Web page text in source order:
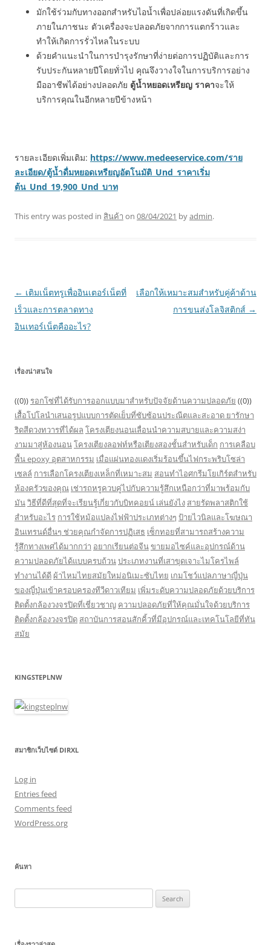
มักใช้ร่วมกับทางออกสำหรับไอน้ำเพื่อปล่อยแรงดันที่เกิดขึ้น
ภายในภาชนะ ตัวเครื่องจะปลอดภัยจากการแตกร้าวและ
ทำให้เกิดการรั่วไหลในระบบ
ด้วยคำแนะนำในการบำรุงรักษาที่ง่ายต่อการปฏิบัติและการ
รับประกันหลายปีโดยทั่วไป คุณจึงวางใจในการบริการอย่าง
มืออาชีพได้อย่างปลอดภัย ตู้น้ำหยอดเหรียญ ราคาจะให้
บริการคุณในอีกหลายปีข้างหน้า
รายละเอียดเพิ่มเติม: https://www.medeeservice.com/ราย
ละเอียด/ตู้น้ำดื่มหยอดเหรียญอัตโนมัติ_Und_ราคาเริ่ม
ต้น_Und_19,900_Und_บาท
This entry was posted in สินค้า on 08/04/2021 byadmin.
Post
navigation
← เติมเน็ตทรูเพื่ออินเตอร์เน็ตที่
เร็วและการตลาดทาง
อินเทอร์เน็ตคืออะไร?
เลือกให้เหมาะสมสำหรับคู่ค้าด้าน
การขนส่งโลจิสติกส์ →
เรื่องน่าสนใจ
((0)) รอกโซ่ที่ได้รับการออกแบบมาสำหรับปัจจัยด้านความปลอดภัย ((0))
เสื้อโปโลนำเสนอรูปแบบการตัดเย็บที่ซับซ้อนประณีตและสะอาด ยารักษา
ริดสีดวงทวารที่ได้ผล โครงเตียงนอนเลื่อนนำความสบายและความสง่า
งามมาสู่ห้องนอนโครงเตียงลอฟท์หรือเตียงสองชั้นสำหรับเด็ก การเคลือบ
พื้น epoxy อุตสาหกรรม เมื่อแผ่นทองแดงเริ่มร้อนขึ้นไฟกระพริบโซล่า
เซลล์ การเลือกโครงเตียงเหล็กที่เหมาะสม สอนทำไอศกรีมโยเกิร์ตสำหรับ
ห้องครัวของคุณ เช่ารถหรูควบคู่ไปกับความรู้สึกเหนือกว่าที่มาพร้อมกับ
มันวิธีที่ดีที่สุดที่จะเรียนรู้เกี่ยวกับบิทคอยน์ เล่นยังไง สายรัดพลาสติกใช้
สำหรับอะไร การใช้หม้อแปลงไฟฟ้าประเภทต่างๆ ป้ายไวนิลและโฆษณา
อินเทรนด์อื่นๆ ช่วยคุณกำจัดการปฏิเสธ เซ็กทอยที่สามารถสร้างความ
รู้สึกทางเพศได้มากกว่า อยากเรียนต่อจีนขายมอไซค์และอุปกรณ์ด้าน
ความปลอดภัยได้แบบครบถ้วนประเภทงานที่เสาขุดเจาะไมโครไพล์
ทำงานได้ดี ผ้าไหมไทยสมัยใหม่อนิเมะซับไทย เกมโชว์แปลภาษาญี่ปุ่น
ของญี่ปุ่นเข้าครอบครองทีวีดาวเทียม เพิ่มระดับความปลอดภัยด้วยบริการ
ติดตั้งกล้องวงจรปิดที่เชี่ยวชาญ ความปลอดภัยที่ให้คุณมั่นใจด้วยบริการ
ติดตั้งกล้องวงจรปิด สถาบันการสอนสักคิ้วที่มีอุปกรณ์และเทคโนโลยีที่ทัน
สมัย
KINGSTEPLNW
สมาชิกเว็บไซต์ DIRXL
Log in
Entries feed
Comments feed
WordPress.org
ค้นหา
for: